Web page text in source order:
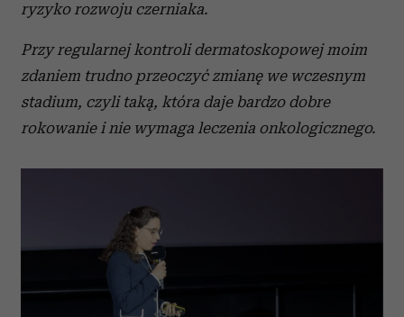
analizować ruch w naszej witrynie. Informacje o tym, jak
korzystasz z naszej witryny, udostępniamy partnerom
społecznościowym, reklamowym i analitycznym.
Partnerzy mogą połączyć te informacje z innymi danymi
otrzymanymi od Ciebie lub uzyskanymi podczas
korzystania z ich usług.
ryzyko rozwoju czerniaka.
Przy regularnej kontroli dermatoskopowej moim
zdaniem trudno przeoczyć zmianę we wczesnym
stadium, czyli taką, która daje bardzo dobre
rokowanie i nie wymaga leczenia onkologicznego.